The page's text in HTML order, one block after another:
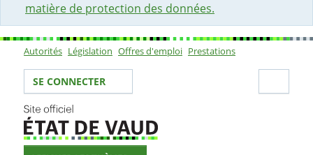
matière de protection des données.
Sous-navigation
Autorités Législation Offres d'emploi Prestations
Votre identité
SE CONNECTER